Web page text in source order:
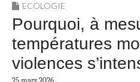
ECOLOGIE
Pourquoi, à
températures
violences